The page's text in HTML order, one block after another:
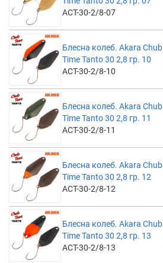
ACT-30-2/8-07
Блесна колеб. Akara Chub
Time Tanto 30 2,8 гр. 10
ACT-30-2/8-10
Блесна колеб. Akara Chub
Time Tanto 30 2,8 гр. 11
ACT-30-2/8-11
Блесна колеб. Akara Chub
Time Tanto 30 2,8 гр. 12
ACT-30-2/8-12
Блесна колеб. Akara Chub
Time Tanto 30 2,8 гр. 13
ACT-30-2/8-13